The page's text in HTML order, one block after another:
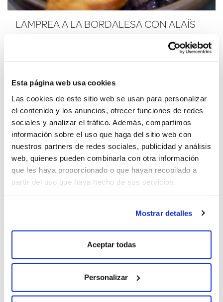
Esta página web usa cookies
Las cookies de este sitio web se usan para personalizar
el contenido y los anuncios, ofrecer funciones de redes
sociales y analizar el tráfico. Además, compartimos
información sobre el uso que haga del sitio web con
nuestros partners de redes sociales, publicidad y análisis
web, quienes pueden combinarla con otra información
que les haya proporcionado o que hayan recopilado a
partir del uso que haya hecho de sus servicios.
Mostrar detalles
Aceptar todas
Personalizar
LAMPREA A LA BORDALESA CON ALAÏS
PREPARADA TIPO SUDAMÉRICA